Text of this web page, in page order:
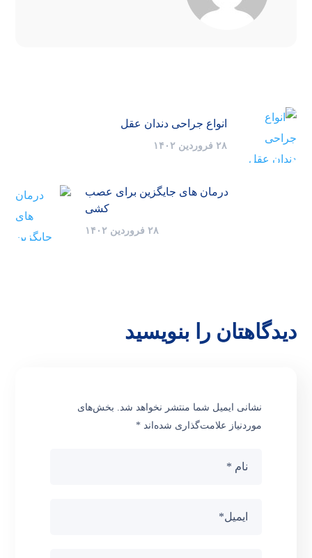
انواع جراحی دندان عقل
۲۸ فروردین ۱۴۰۲
درمان های جایگزین برای عصب
کشی
۲۸ فروردین ۱۴۰۲
دیدگاهتان را بنویسید
نشانی ایمیل شما منتشر نخواهد شد. بخش‌های
موردنیاز علامت‌گذاری شده‌اند*